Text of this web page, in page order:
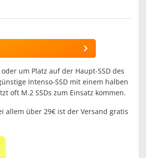
um Platz auf der Haupt-SSD des
Intenso-SSD mit einem halben
oft M.2 SSDs zum Einsatz kommen.
allem über 29€ ist der Versand gratis